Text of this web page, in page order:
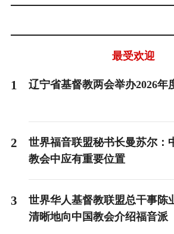
最受欢迎
1 辽宁省基督教两会举办2026年
2
世界福音联盟秘书长曼苏尔：
教会中应有重要位置
3
世界华人基督教联盟总干事陈
清晰地向中国教会介绍福音派